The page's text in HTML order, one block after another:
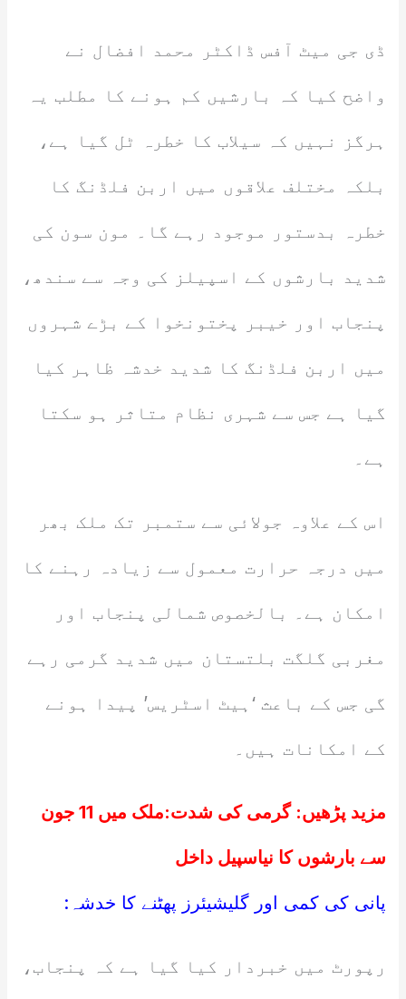
ڈی جی میٹ آفس ڈاکٹر محمد افضال نے
واضح کیا کہ بارشیں کم ہونے کا مطلب یہ
ہرگز نہیں کہ سیلاب کا خطرہ ٹل گیا ہے،
بلکہ مختلف علاقوں میں اربن فلڈنگ کا
خطرہ بدستور موجود رہے گا۔ مون سون کی
شدید بارشوں کے اسپیلز کی وجہ سے سندھ،
پنجاب اور خیبر پختونخوا کے بڑے شہروں
میں اربن فلڈنگ کا شدید خدشہ ظاہر کیا
گیا ہے جس سے شہری نظام متاثر ہو سکتا
ہے۔
اس کے علاوہ جولائی سے ستمبر تک ملک بھر
میں درجہ حرارت معمول سے زیادہ رہنے کا
امکان ہے۔ بالخصوص شمالی پنجاب اور
مغربی گلگت بلتستان میں شدید گرمی رہے
گی جس کے باعث ‘ہیٹ اسٹریس’ پیدا ہونے
کے امکانات ہیں۔
مزید پڑھیں: گرمی کی شدت:ملک میں 11 جون
سے بارشوں کا نیاسپیل داخل
پانی کی کمی اور گلیشیئرز پھٹنے کا خدشہ:
رپورٹ میں خبردار کیا گیا ہے کہ پنجاب،